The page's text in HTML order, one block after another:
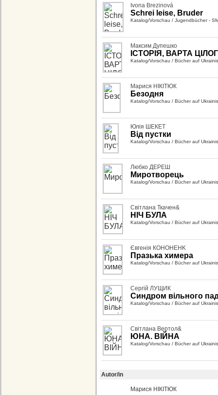
Ivona Brezinová
Schrei leise, Bruder
Katalog/Vorschau / Jugendbücher -
Максим Дупешко
ІСТОРІЯ, ВАРТА
Katalog/Vorschau / Bücher auf
Марися НІКІТЮК
Безодня
Katalog/Vorschau / Bücher auf
Юлія ШЕКЕТ
Від пустки
Katalog/Vorschau / Bücher auf
Любко ДЕРЕШ
Миротворець
Katalog/Vorschau / Bücher auf
Світлана Ткачен&
НІЧ БУЛА
Katalog/Vorschau / Bücher auf
Євгенія КОНОНЕНK
Празька химера
Katalog/Vorschau / Bücher auf
Сергій ЛУЩИК
Синдром вільного
Katalog/Vorschau / Bücher auf
Світлана Вертол&
ЮНА. ВІЙНА
Katalog/Vorschau / Bücher auf
Autor/in
Марися НІКІТЮК